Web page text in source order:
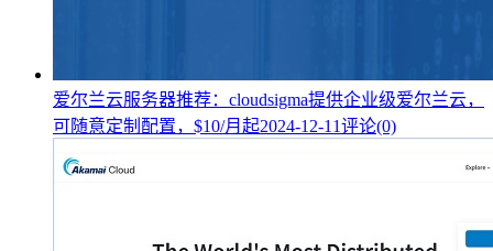
爱尔兰云服务器推荐：cloudsigma提供企业级爱尔兰云，
可随意定制配置，$10/月起2024-12-11评论(0)